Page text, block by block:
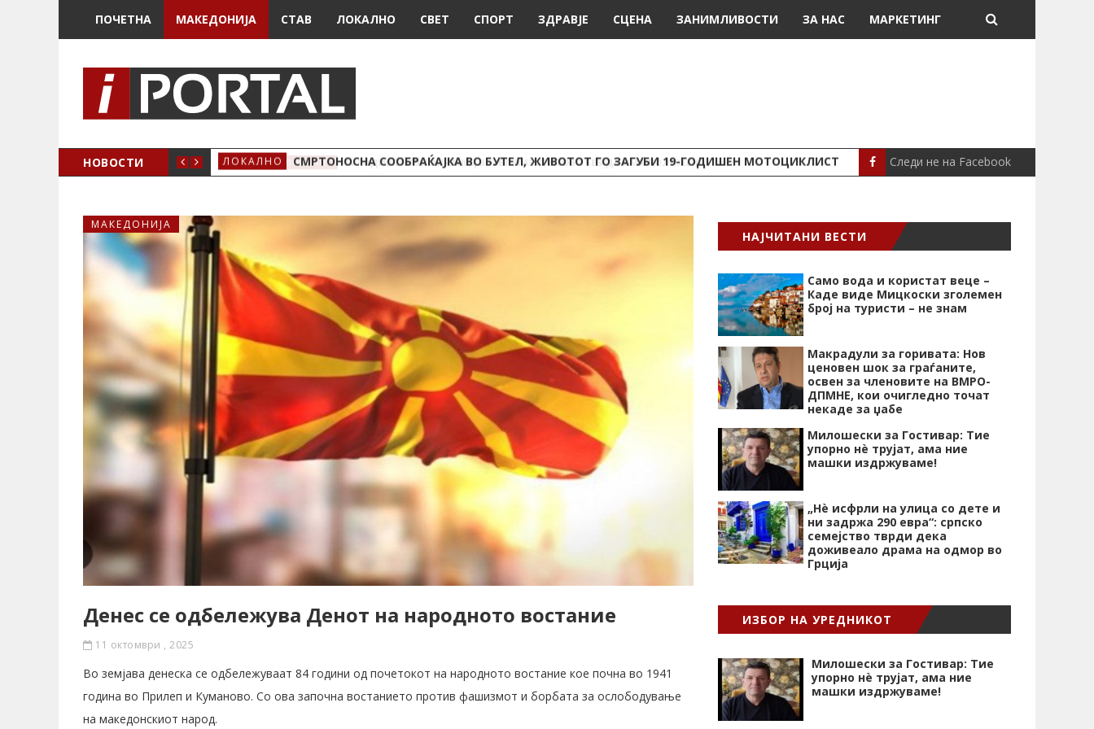
ПОЧЕТНА МАКЕДОНИЈА СТАВ ЛОКАЛНО СВЕТ СПОРТ ЗДРАВЈЕ СЦЕНА ЗАНИМЛИВОСТИ ЗА НАС МАРКЕТИНГ
НОВОСТИ ЛОКАЛНО СМРТОНОСНА СООБРАЌАЈКА ВО БУТЕЛ, ЖИВОТОТ ГО ЗАГУБИ 19-ГОДИШЕН МОТОЦИКЛИСТ СЦЕНА СЕВЕРИНА ВО
Следи не на Facebook
МАКЕДОНИЈА
Денес се одбележува Денот на народното востание
11 октомври , 2025
Во земјава денеска се одбележуваат 84 години од почетокот на народното востание кое почна во 1941
година во Прилеп и Куманово. Со ова започна востанието против фашизмот и борбата за ослободување
на македонскиот народ.
НАЈЧИТАНИ ВЕСТИ
Само вода и користат веце –
Каде виде Мицкоски зголемен
број на туристи – не знам
Макрадули за горивата: Нов
ценовен шок за граѓаните,
освен за членовите на ВМРО-
ДПМНЕ, кои очигледно точат
некаде за џабе
Милошески за Гостивар: Тие
упорно нѐ трујат, ама ние
машки издржуваме!
„Нѐ исфрли на улица со дете и
ни задржа 290 евра“: српско
семејство тврди дека
доживеало драма на одмор во
Грција
ИЗБОР НА УРЕДНИКОТ
Милошески за Гостивар: Тие
упорно нѐ трујат, ама ние
машки издржуваме!